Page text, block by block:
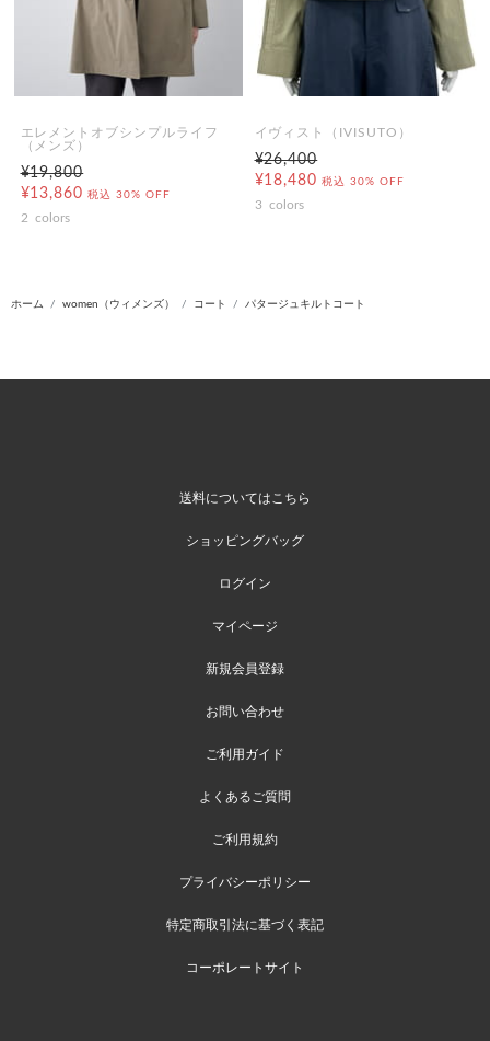
エレメントオブシンプルライフ
（メンズ）
¥19,800
¥13,860 税込 30% OFF
2 colors
イヴィスト（IVISUTO）
¥26,400
¥18,480 税込 30% OFF
3 colors
ホーム women（ウィメンズ） コート パタージュキルトコート
送料についてはこちら
ショッピングバッグ
ログイン
マイページ
新規会員登録
お問い合わせ
ご利用ガイド
よくあるご質問
ご利用規約
プライバシーポリシー
特定商取引法に基づく表記
コーポレートサイト